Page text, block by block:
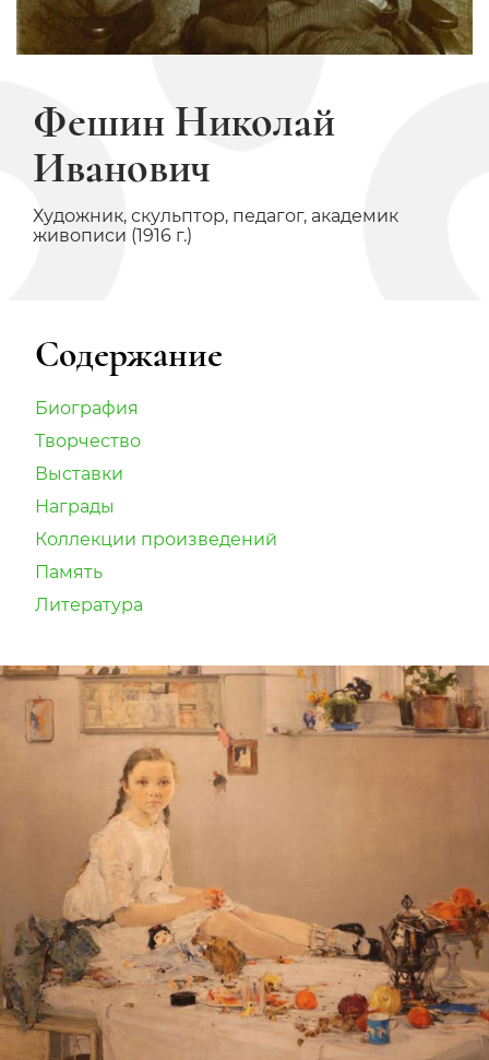
Фешин Николай
Иванович
Художник, скульптор, педагог, академик
живописи (1916 г.)
Содержание
Биография
Творчество
Выставки
Награды
Коллекции произведений
Память
Литература